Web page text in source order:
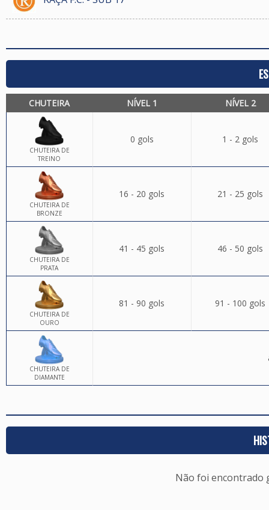
CHUTEIRA NÍVEL 1 NÍVEL 2
CHUTEIRA DE
TREINO
0 gols 1 - 2 gols
CHUTEIRA DE
BRONZE
16 - 20 gols 21 - 25 gols
CHUTEIRA DE
PRATA
41 - 45 gols 46 - 50 gols
CHUTEIRA DE
OURO
81 - 90 gols 91 - 100 gols
CHUTEIRA DE
DIAMANTE
Não foi encontrado